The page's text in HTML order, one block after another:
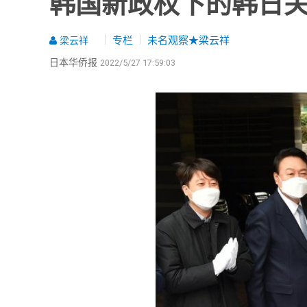
梁云祥 专栏 未名观察★梁云祥
日本华侨报 2022/5/27 17:59:03